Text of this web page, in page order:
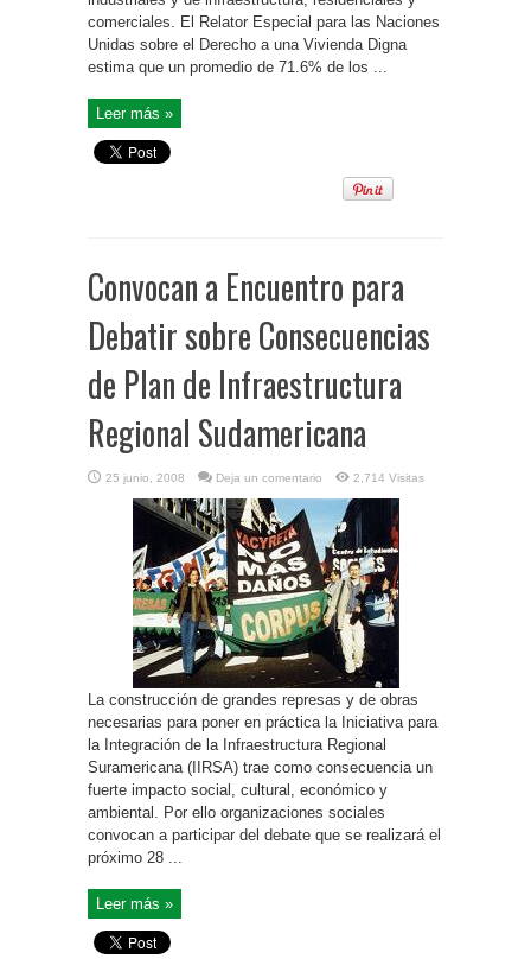
comerciales. El Relator Especial para las Naciones
Unidas sobre el Derecho a una Vivienda Digna
estima que un promedio de 71.6% de los ...
Leer más »
Convocan a Encuentro para
Debatir sobre Consecuencias
de Plan de Infraestructura
Regional Sudamericana
25 junio, 2008 Deja un comentario 2,714 Visitas
La construcción de grandes represas y de obras
necesarias para poner en práctica la Iniciativa para
la Integración de la Infraestructura Regional
Suramericana (IIRSA) trae como consecuencia un
fuerte impacto social, cultural, económico y
ambiental. Por ello organizaciones sociales
convocan a participar del debate que se realizará el
próximo 28 ...
Leer más »